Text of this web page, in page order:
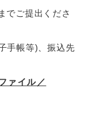
でご提出くださ
手帳等)、振込先
ァイル／